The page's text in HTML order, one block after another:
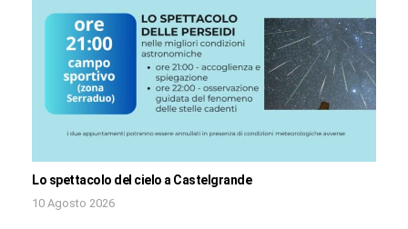
Lo spettacolo del cielo a Castelgrande
10 Agosto 2026